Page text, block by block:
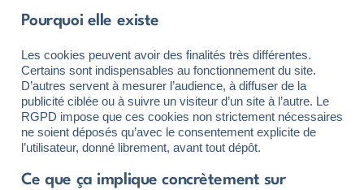
Pourquoi elle existe
Les cookies peuvent avoir des finalités très différentes.
Certains sont indispensables au fonctionnement du site.
D’autres servent à mesurer l’audience, à diffuser de la
publicité ciblée ou à suivre un visiteur d’un site à l’autre. Le
RGPD impose que ces cookies non strictement nécessaires
ne soient déposés qu’avec le consentement explicite de
l’utilisateur, donné librement, avant tout dépôt.
Ce que ça implique concrètement sur